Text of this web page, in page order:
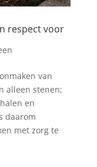
respect voor
van
alleen stenen;
en
daarom
met zorg te